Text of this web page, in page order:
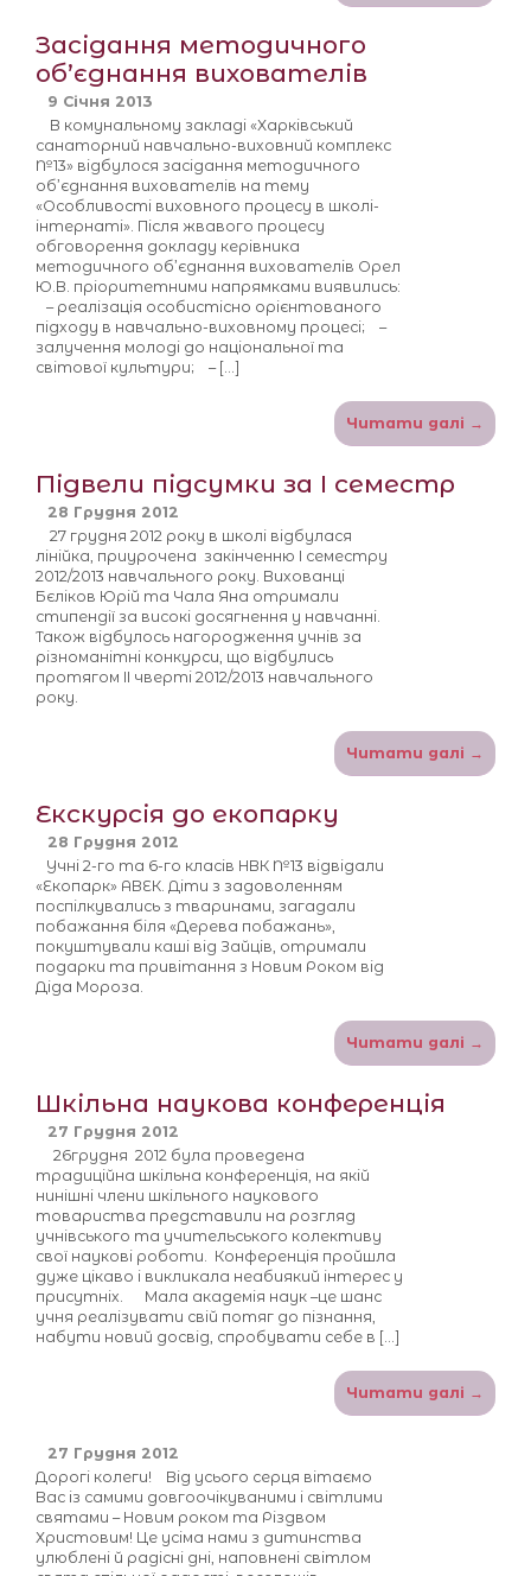
Засідання методичного
об’єднання вихователів
9 Січня 2013
В комунальному закладі «Харківський
санаторний навчально-виховний комплекс
№13» відбулося засідання методичного
об’єднання вихователів на тему
«Особливості виховного процесу в школі-
інтернаті». Після жвавого процесу
обговорення докладу керівника
методичного об’єднання вихователів Орел
Ю.В. пріоритетними напрямками виявились:
– реалізація особистісно орієнтованого
підходу в навчально-виховному процесі; –
залучення молоді до національної та
світової культури; – […]
Читати далі →
Підвели підсумки за І семестр
28 Грудня 2012
27 грудня 2012 року в школі відбулася
лінійка, приурочена закінченню І семестру
2012/2013 навчального року. Вихованці
Бєліков Юрій та Чала Яна отримали
стипендії за високі досягнення у навчанні.
Також відбулось нагородження учнів за
різноманітні конкурси, що відбулись
протягом ІІ чверті 2012/2013 навчального
року.
Читати далі →
Екскурсія до екопарку
28 Грудня 2012
Учні 2-го та 6-го класів НВК №13 відвідали
«Екопарк» АВЕК. Діти з задоволенням
поспілкувались з тваринами, загадали
побажання біля «Дерева побажань»,
покуштували каші від Зайців, отримали
подарки та привітання з Новим Роком від
Діда Мороза.
Читати далі →
Шкільна наукова конференція
27 Грудня 2012
26грудня 2012 була проведена
традиційна шкільна конференція, на якій
нинішні члени шкільного наукового
товариства представили на розгляд
учнівського та учительського колективу
свої наукові роботи. Конференція пройшла
дуже цікаво і викликала неабиякий інтерес у
присутніх. Мала академія наук –це шанс
учня реалізувати свій потяг до пізнання,
набути новий досвід, спробувати себе в […]
Читати далі →
27 Грудня 2012
Дорогі колеги! Від усього серця вітаємо
Вас із самими довгоочікуваними і світлими
святами – Новим роком та Різдвом
Христовим! Це усіма нами з дитинства
улюблені й радісні дні, наповнені світлом